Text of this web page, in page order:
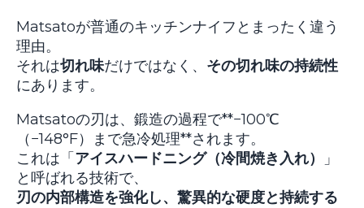
Matsatoが普通のキッチンナイフとまったく違う
理由。
それは切れ味だけではなく、 その切れ味の持続性
にあります。
Matsatoの刃は、鍛造の過程で**−100℃
（−148°F）まで急冷処理**されます。
これは「 アイスハードニング（冷間焼き入れ）
」
と呼ばれる技術で、
刃の内部構造を強化し、驚異的な硬度と持続する